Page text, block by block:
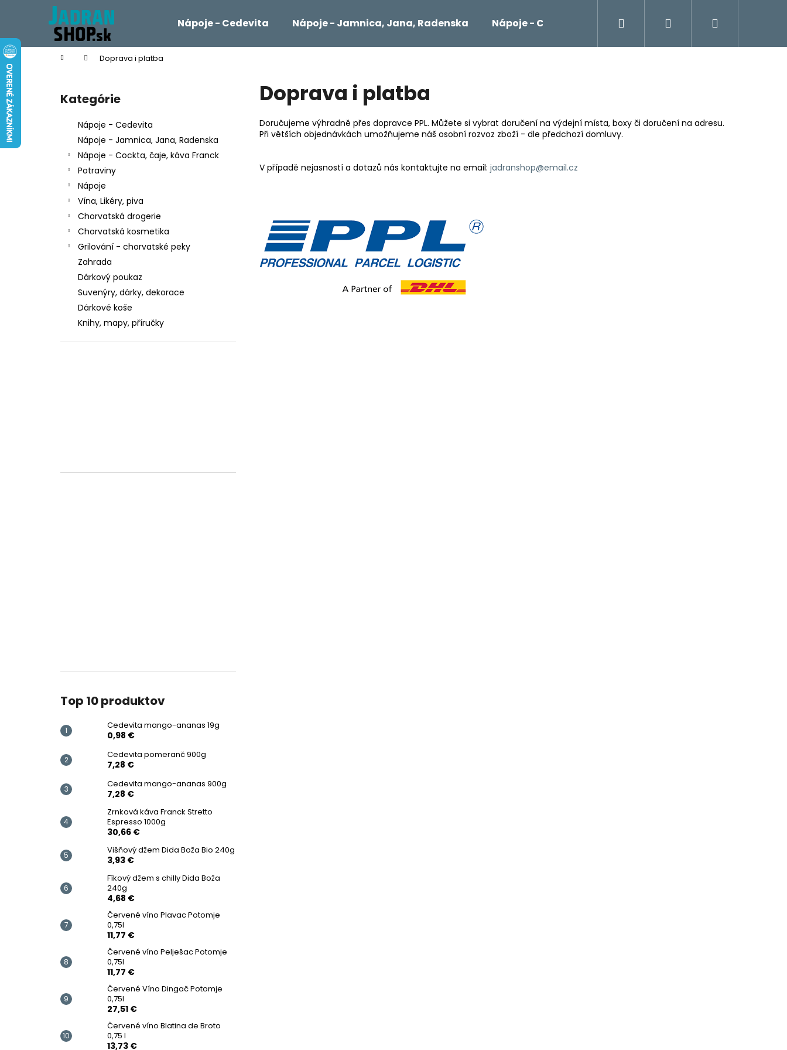
Nápoje - Cedevita Nápoje - Jamnica, Jana, Radenska Nápoje - Cockta, čaje, káva Franck Potraviny
Hľadať Prihlásenie
Domov Doprava i platba
Preskočiť
kategórie
Kategórie
Nápoje - Cedevita
Nápoje - Jamnica, Jana, Radenska
Nápoje - Cockta, čaje, káva Franck
Potraviny
Nápoje
Vína, Likéry, piva
Chorvatská drogerie
Chorvatská kosmetika
Grilování - chorvatské peky
Zahrada
Dárkový poukaz
Suvenýry, dárky, dekorace
Dárkové koše
Knihy, mapy, příručky
Top 10 produktov
Cedevita mango-ananas 19g
0,98 €
Cedevita pomeranč 900g
7,28 €
Cedevita mango-ananas 900g
7,28 €
Zrnková káva Franck Stretto
Espresso 1000g
30,66 €
Višňový džem Dida Boža Bio 240g
3,93 €
Fíkový džem s chilly Dida Boža
240g
4,68 €
Červené víno Plavac Potomje
0,75l
11,77 €
Červené víno Pelješac Potomje
0,75l
11,77 €
Červené Víno Dingač Potomje
0,75l
27,51 €
Červené víno Blatina de Broto
0,75 l
13,73 €
Doprava i platba
Doručujeme výhradně přes dopravce PPL. Můžete si vybrat doručení na výdejní místa, boxy či doručení na adresu.
Při větších objednávkách umožňujeme náš osobní rozvoz zboží - dle předchozí domluvy.
V případě nejasností a dotazů nás kontaktujte na email: jadranshop@email.cz
š
í
k
Späť
do
Späť
do
Odporúčame
CEDEVITA MANGO-ANANAS 19G
0,98 €
CEDEVITA POMERANČ 900G
CEDEVITA MANGO-ANANAS 900G
7,28 €
Pôvodne: